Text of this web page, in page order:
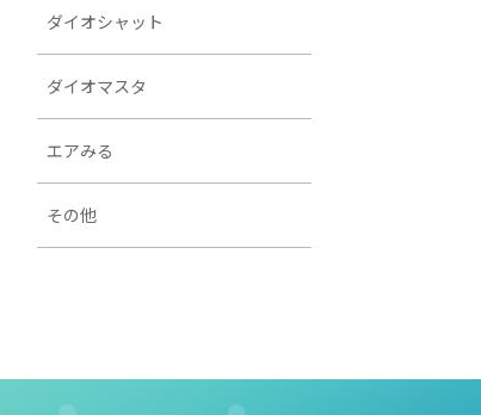
ダイオシャット
ダイオマスタ
エアみる
その他